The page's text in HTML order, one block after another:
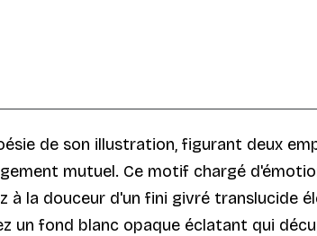
de son illustration, figurant deux
mutuel. Ce motif chargé
à la douceur d'un fini givré translucide
un fond blanc opaque éclatant qui